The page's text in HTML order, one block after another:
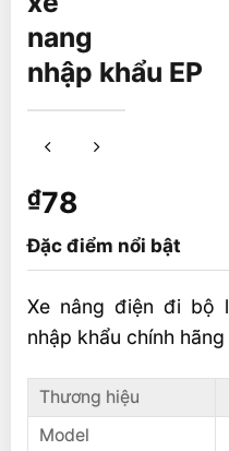
nhập khẩu EP
₫78
Đặc điểm nổi bật
Xe nâng điện đi bộ
nhập khẩu chính hãng
Thương hiệu
Model